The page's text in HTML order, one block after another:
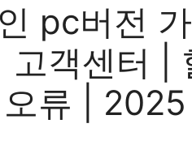
pc버전
객센터 |
오류 | 2025